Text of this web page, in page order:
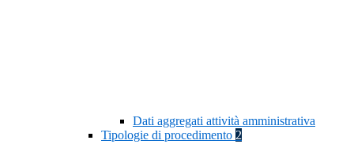
Dati aggregati attività amministrativa
Tipologie di procedimento 2